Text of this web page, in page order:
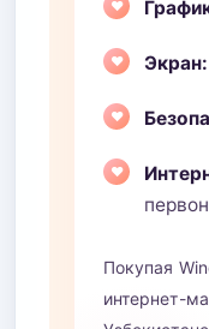
Экран:
Покупая
интернет-